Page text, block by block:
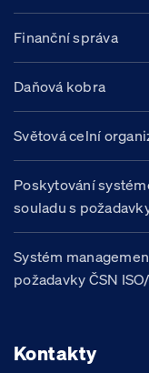
Finanční správa
Daňová kobra
Světová celní
Poskytování
souladu s
Systém
požadavky ČSN
Kontakty